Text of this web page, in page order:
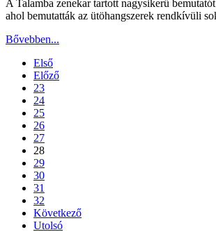
A Talamba zenekar tartott nagysikerű
ahol bemutatták az ütöhangszerek rendkívüli
Bővebben...
Első
Előző
23
24
25
26
27
28
29
30
31
32
Következő
Utolsó